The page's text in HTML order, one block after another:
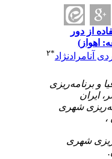
از دور
اهواز)
آنامرادنژاد*۲
و برنامه‌ریزی
ایران
شهری
،
شهری